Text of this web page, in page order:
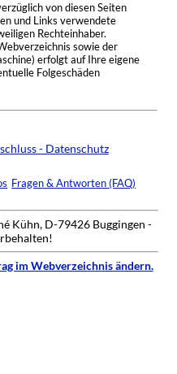
von diesen Seiten
und Links verwendete
Rechteinhaber.
sowie der
erfolgt auf Ihre eigene
Folgeschäden
- Datenschutz
Fragen & Antworten (FAQ)
Kühn, D-79426 Buggingen -
im Webverzeichnis ändern.